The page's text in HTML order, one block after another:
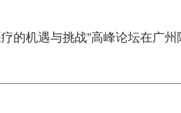
的机遇与挑战”高峰论坛在广